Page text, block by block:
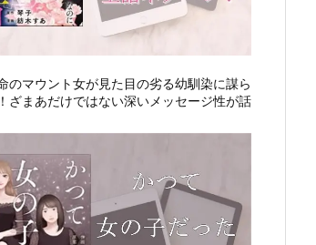
のマウント女が見た目の劣る幼馴染に謀ら
ざまあだけではない深いメッセージ性が話